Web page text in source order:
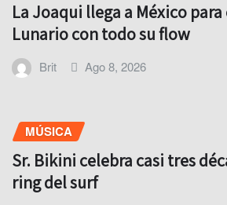
La Joaqui llega a México
Lunario con todo su flow
Brit Ago 8, 2026
MÚSICA
Sr. Bikini celebra casi tres
ring del surf